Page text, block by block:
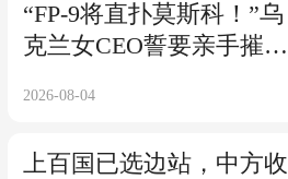
“FP-9将直扑莫斯科！”乌
克兰女CEO誓要亲手摧毁
2026-08-04
上百国已选边站，中方收